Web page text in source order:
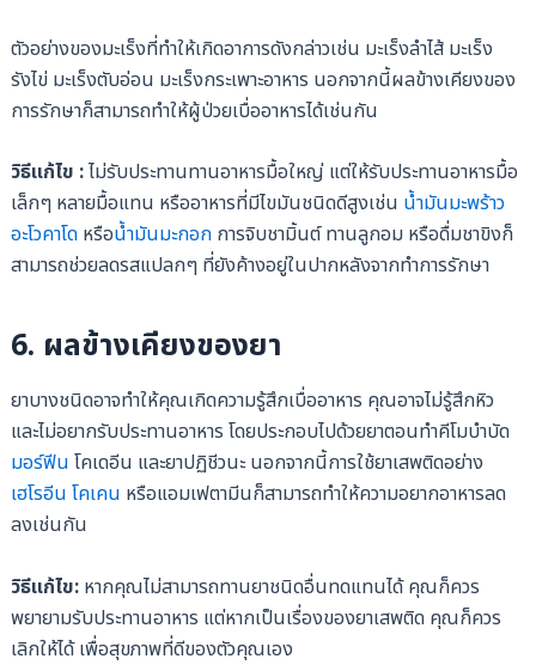
ตัวอย่างของมะเร็งที่ทำให้เกิดอาการดังกล่าวเช่น มะเร็งลำไส้ มะเร็ง
รังไข่ มะเร็งตับอ่อน มะเร็งกระเพาะอาหาร นอกจากนี้ผลข้างเคียงของ
การรักษาก็สามารถทำให้ผู้ป่วยเบื่ออาหารได้เช่นกัน
วิธีแก้ไข :ไม่รับประทานทานอาหารมื้อใหญ่ แต่ให้รับประทานอาหารมื้อ
เล็กๆ หลายมื้อแทน หรืออาหารที่มีไขมันชนิดดีสูงเช่น น้ำมันมะพร้าว
อะโวคาโดหรือน้ำมันมะกอกการจิบชามิ้นต์ ทานลูกอม หรือดื่มชาขิงก็
สามารถช่วยลดรสแปลกๆ ที่ยังค้างอยู่ในปากหลังจากทำการรักษา
6. ผลข้างเคียงของยา
ยาบางชนิดอาจทำให้คุณเกิดความรู้สึกเบื่ออาหาร คุณอาจไม่รู้สึกหิว
และไม่อยากรับประทานอาหาร โดยประกอบไปด้วยยาตอนทำคีโมบำบัด
มอร์ฟีน โคเดอีน และยาปฏิชีวนะ นอกจากนี้การใช้ยาเสพติดอย่าง
เฮโรอีน โคเคน หรือแอมเฟตามีนก็สามารถทำให้ความอยากอาหารลด
ลงเช่นกัน
วิธีแก้ไข:หากคุณไม่สามารถทานยาชนิดอื่นทดแทนได้ คุณก็ควร
พยายามรับประทานอาหาร แต่หากเป็นเรื่องของยาเสพติด คุณก็ควร
เลิกให้ได้ เพื่อสุขภาพที่ดีของตัวคุณเอง